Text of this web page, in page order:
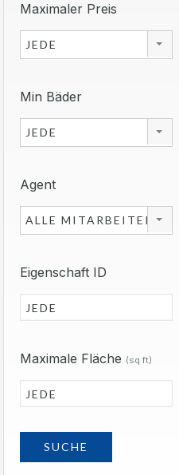
Maximaler Preis
JEDE
Min Bäder
JEDE
Agent
ALLE MITARBEITER
Eigenschaft ID
Maximale Fläche (sq ft)